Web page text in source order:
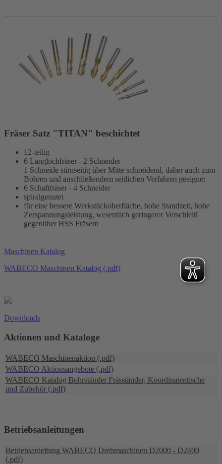
Fräser Satz "TITAN" beschichtet
12-teilig
6 Langlochfräser - 2 Schneider
1 Schneide stirnseitig über Mitte schneidend, daher auch zum
Bohren und anschließendem seitlichen Verfahren geeignet
6 Schaftfräser - 4 Schneider
spiralgenutet
für eine bessere Werkstückoberfläche, hohe Standzeit, hohe
Zerspannungsleistung, wesentlich geringerer Verschleiß
gegenüber HSS Fräsern
Maschinen Katalog
WABECO Maschinen Katalog (.pdf)
Downloads
Aktionen und Kataloge
WABECO Maschinenaktion (.pdf)
WABECO Aktionsangebote (.pdf)
WABECO Katalog Bohrständer Fräsständer, Koordinatentische
und Zubehör (.pdf)
Betriebsanleitungen
Betriebsanleitung WABECO Drehmaschinen D2000 - D2400
(.pdf)